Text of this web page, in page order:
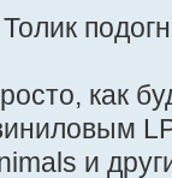
как
и